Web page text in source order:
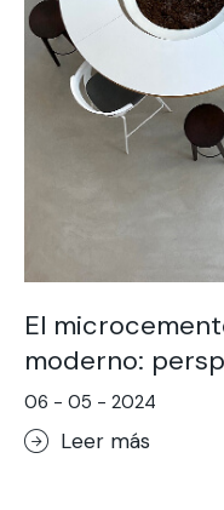
El
moderno:
06 - 05 - 2024
Leer más